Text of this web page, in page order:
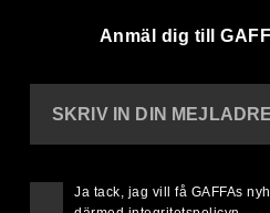
Anmäl dig till
SKRIV IN DIN
Ja tack, jag vill få GAFFAs